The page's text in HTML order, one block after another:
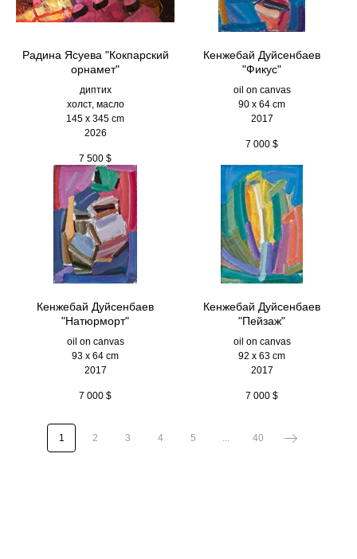
Радина Ясуева "Кокпарский
орнамет"
диптих
холст, масло
145 х 345 cm
2026
7 500 $
Кенжебай Дуйсенбаев
"Фикус"
oil on canvas
90 x 64 cm
2017
7 000 $
Кенжебай Дуйсенбаев
"Натюрморт"
oil on canvas
93 x 64 cm
2017
7 000 $
Кенжебай Дуйсенбаев
"Пейзаж"
oil on canvas
92 x 63 cm
2017
7 000 $
1 2 3 4 5 ... 40